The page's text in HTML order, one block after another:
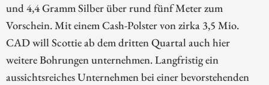
und 4,4 Gramm Silber über rund fünf Meter zum
Vorschein. Mit einem Cash-Polster von zirka 3,5 Mio.
CAD will Scottie ab dem dritten Quartal auch hier
weitere Bohrungen unternehmen. Langfristig ein
aussichtsreiches Unternehmen bei einer bevorstehenden